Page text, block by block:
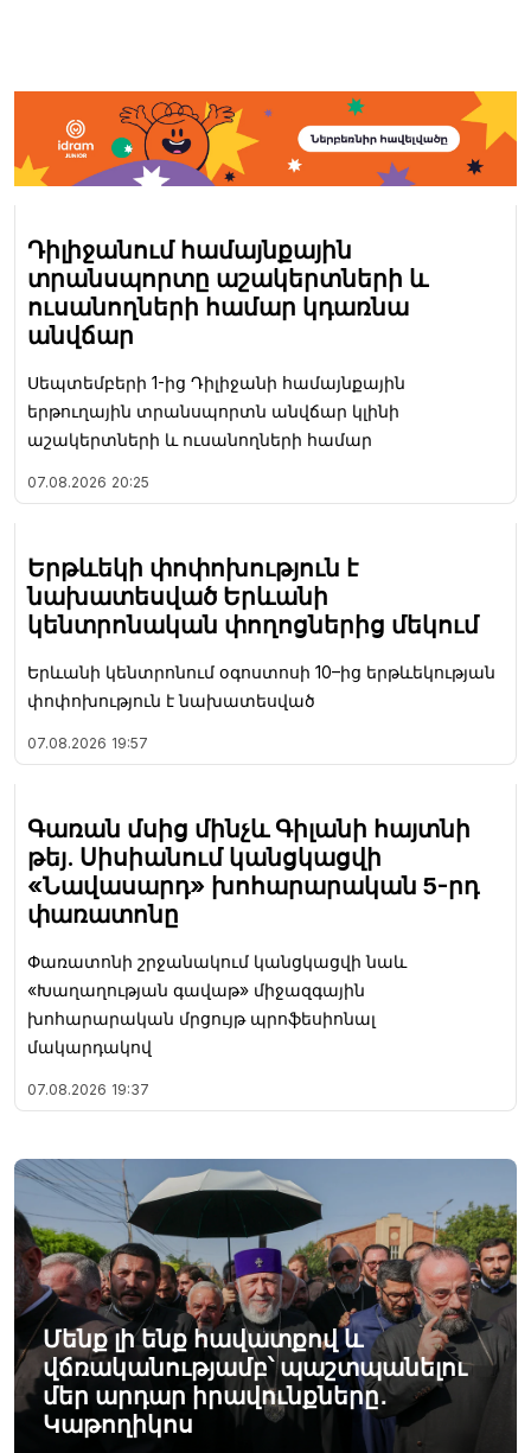
Դիլիջանում համայնքային
տրանսպորտը աշակերտների և
ուսանողների համար կդառնա
անվճար
Սեպտեմբերի 1-ից Դիլիջանի համայնքային
երթուղային տրանսպորտն անվճար կլինի
աշակերտների և ուսանողների համար
07.08.2026 20:25
Երթևեկի փոփոխություն է
նախատեսված Երևանի
կենտրոնական փողոցներից մեկում
Երևանի կենտրոնում օգոստոսի 10–ից երթևեկության
փոփոխություն է նախատեսված
07.08.2026 19:57
Գառան մսից մինչև Գիլանի հայտնի
թեյ. Սիսիանում կանցկացվի
«Նավասարդ» խոհարարական 5-րդ
փառատոնը
Փառատոնի շրջանակում կանցկացվի նաև
«Խաղաղության գավաթ» միջազգային
խոհարարական մրցույթ պրոֆեսիոնալ
մակարդակով
07.08.2026 19:37
Մենք լի ենք հավատքով և
վճռականությամբ՝ պաշտպանելու
մեր արդար իրավունքները․
Կաթողիկոս